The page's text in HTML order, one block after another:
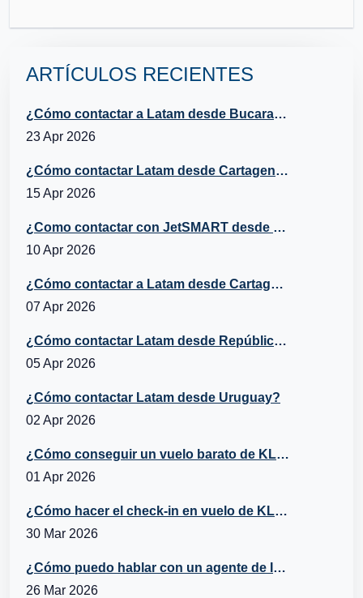
ARTÍCULOS RECIENTES
¿Cómo contactar a Latam desde Bucaramanga?
23 Apr 2026
¿Cómo contactar Latam desde Cartagena?
15 Apr 2026
¿Como contactar con JetSMART desde Cartagena, Chile?
10 Apr 2026
¿Cómo contactar a Latam desde Cartagena, República Dominicana?
07 Apr 2026
¿Cómo contactar Latam desde República Dominicana?
05 Apr 2026
¿Cómo contactar Latam desde Uruguay?
02 Apr 2026
¿Cómo conseguir un vuelo barato de KLM a España?
01 Apr 2026
¿Cómo hacer el check-in en vuelo de KLM?
30 Mar 2026
¿Cómo puedo hablar con un agente de Iberia desde Belice?
26 Mar 2026